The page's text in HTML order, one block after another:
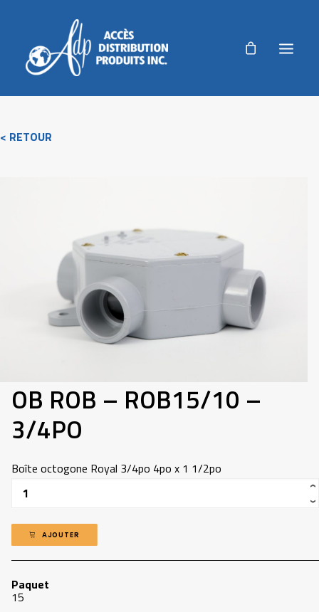
AUTORISATION DE RETOUR
NOUS JOINDRE
418-907-5660
FACEBOOK
< RETOUR
OB ROB – ROB15/10 –
3/4PO
Boîte octogone Royal 3/4po 4po x 1 1/2po
‹
›
AJOUTER
Paquet
15